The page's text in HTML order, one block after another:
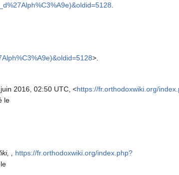
>.
2016, 02:50 UTC, <https://fr.orthodoxwiki.org/
le
,
https://fr.orthodoxwiki.org/index.php?